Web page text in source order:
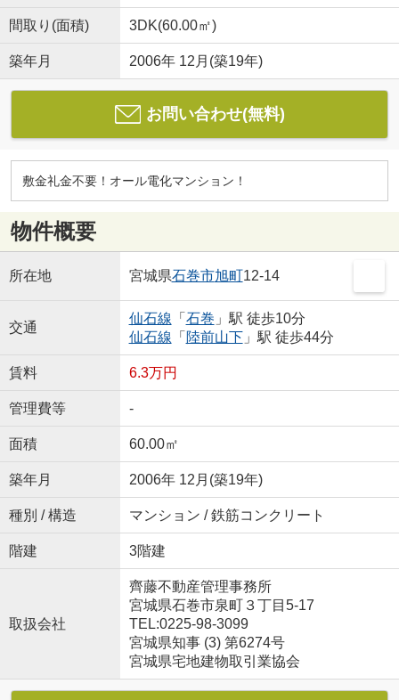
間取り(面積) 3DK(60.00㎡)
築年月 2006年 12月(築19年)
お問い合わせ(無料)
敷金礼金不要！オール電化マンション！
物件概要
所在地 宮城県石巻市旭町12-14
交通
仙石線 「 石巻 」駅 徒歩10分
仙石線 「 陸前山下」駅 徒歩44分
賃料 6.3万円
管理費等 -
面積 60.00㎡
築年月 2006年 12月(築19年)
種別 / 構造 マンション / 鉄筋コンクリート
階建 3階建
取扱会社
齊藤不動産管理事務所
宮城県石巻市泉町３丁目5-17
TEL:0225-98-3099
宮城県知事 (3) 第6274号
宮城県宅地建物取引業協会